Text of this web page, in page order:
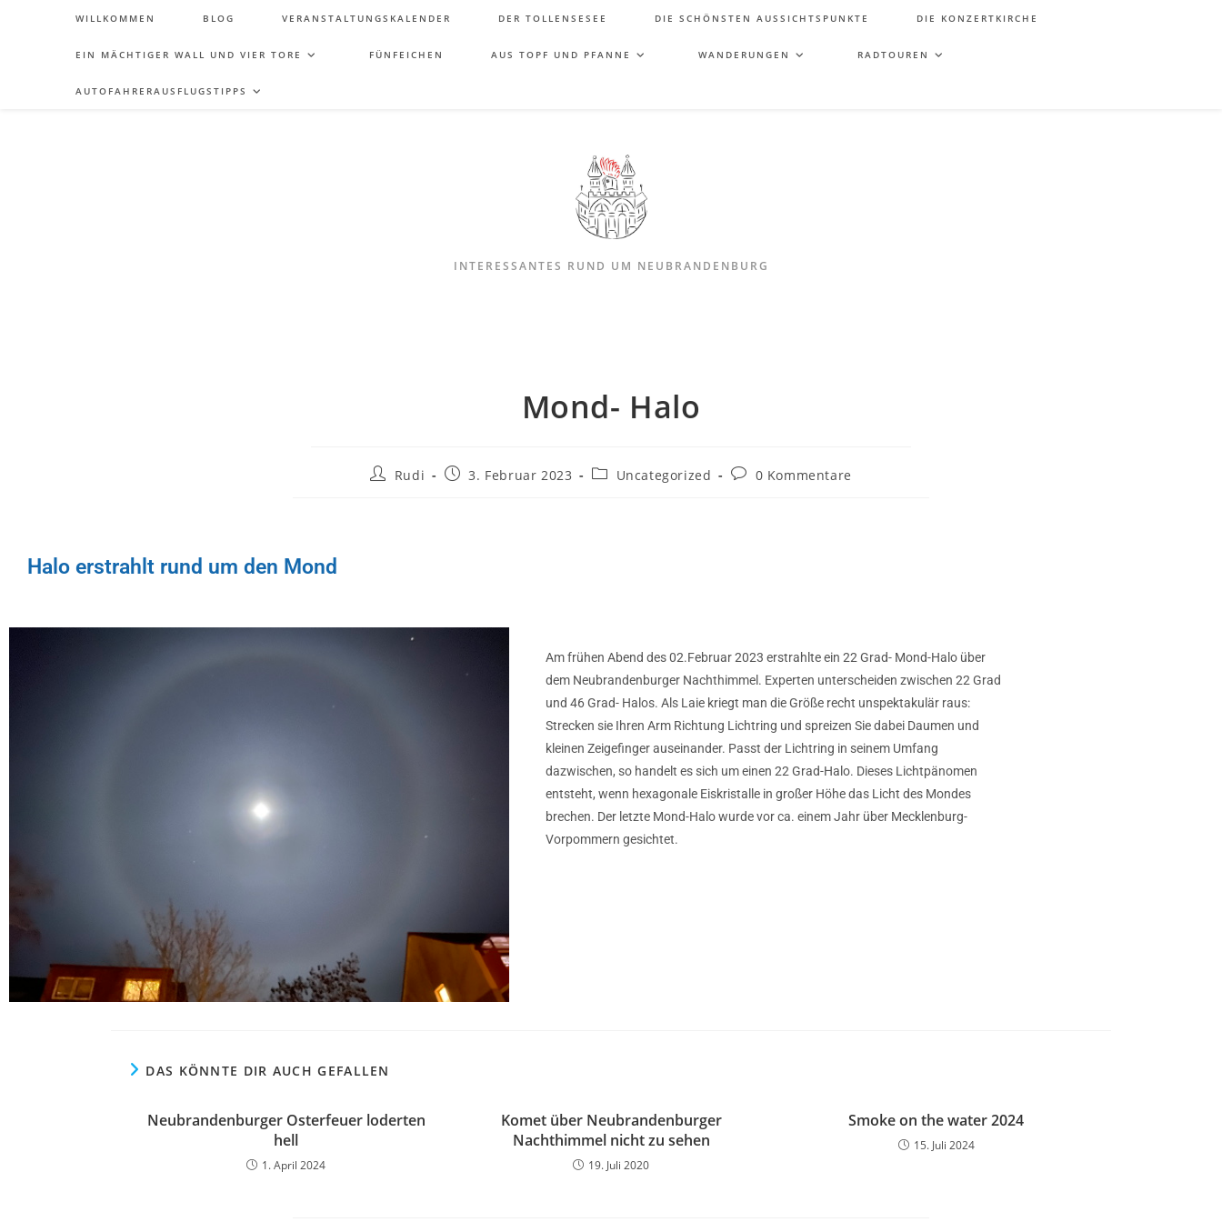
WILLKOMMEN BLOG VERANSTALTUNGSKALENDER DER TOLLENSESEE DIE SCHÖNSTEN AUSSICHTSPUNKTE DIE KONZERTKIRCHE
EIN MÄCHTIGER WALL UND VIER TORE FÜNFEICHEN AUS TOPF UND PFANNE WANDERUNGEN RADTOUREN
AUTOFAHRERAUSFLUGSTIPPS
INTERESSANTES RUND UM NEUBRANDENBURG
Mond- Halo
Rudi 3. Februar 2023 Uncategorized 0 Kommentare
Halo erstrahlt rund um den Mond
Am frühen Abend des 02.Februar 2023 erstrahlte ein 22 Grad- Mond-Halo über
dem Neubrandenburger Nachthimmel. Experten unterscheiden zwischen 22 Grad
und 46 Grad- Halos. Als Laie kriegt man die Größe recht unspektakulär raus:
Strecken sie Ihren Arm Richtung Lichtring und spreizen Sie dabei Daumen und
kleinen Zeigefinger auseinander. Passt der Lichtring in seinem Umfang
dazwischen, so handelt es sich um einen 22 Grad-Halo. Dieses Lichtpänomen
entsteht, wenn hexagonale Eiskristalle in großer Höhe das Licht des Mondes
brechen. Der letzte Mond-Halo wurde vor ca. einem Jahr über Mecklenburg-
Vorpommern gesichtet.
DAS KÖNNTE DIR AUCH GEFALLEN
Neubrandenburger Osterfeuer loderten
hell
1. April 2024
Komet über Neubrandenburger
Nachthimmel nicht zu sehen
19. Juli 2020
Smoke on the water 2024
15. Juli 2024